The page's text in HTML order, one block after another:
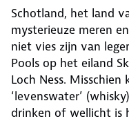
Schotland, het land
mysterieuze meren
niet vies zijn van
Pools op het eiland
Loch Ness.
‘levenswater’
drinken of wellicht is